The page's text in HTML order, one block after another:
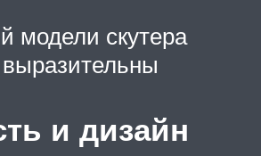
модели скутера
и дизайн